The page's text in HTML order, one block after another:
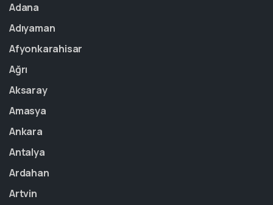
Adana
Adıyaman
Afyonkarahisar
Ağrı
Aksaray
Amasya
Ankara
Antalya
Ardahan
Artvin